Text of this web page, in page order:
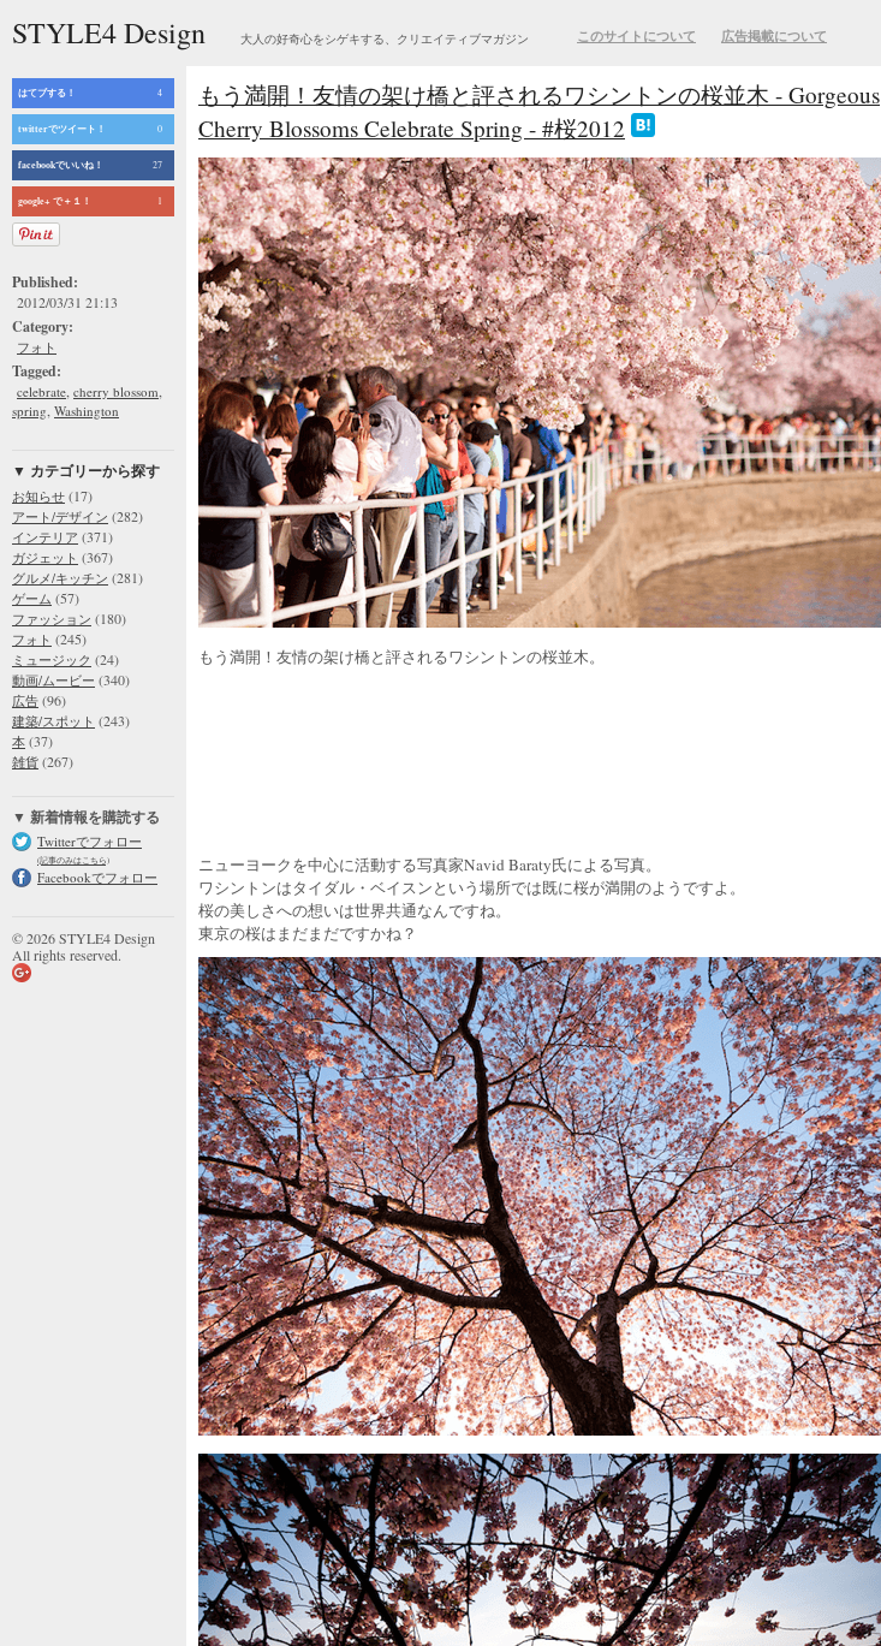
STYLE4 Design 大人の好奇心をシゲキする、クリエイティブマガジン このサイトについて 広告掲載について
はてブする！ 4
twitterでツイート！ 0
facebookでいいね！ 27
google+ で＋１！ 1
Published:
2012/03/31 21:13
Category:
フォト
Tagged:
celebrate cherry blossom
spring Washington
▼ カテゴリーから探す
お知らせ (17)
アート/デザイン (282)
インテリア (371)
ガジェット (367)
グルメ/キッチン (281)
ゲーム (57)
ファッション (180)
フォト (245)
ミュージック (24)
動画/ムービー (340)
広告 (96)
建築/スポット (243)
本 (37)
雑貨 (267)
▼ 新着情報を購読する
Twitterでフォロー
(記事のみはこちら)
Facebookでフォロー
© 2026 STYLE4 Design
All rights reserved.
もう満開！友情の架け橋と評されるワシントンの桜並木 - Gorgeous
Cherry Blossoms Celebrate Spring - #桜2012
もう満開！友情の架け橋と評されるワシントンの桜並木。
ニューヨークを中心に活動する写真家Navid Baraty氏による写真。
ワシントンはタイダル・ベイスンという場所では既に桜が満開のようですよ。
桜の美しさへの想いは世界共通なんですね。
東京の桜はまだまだですかね？